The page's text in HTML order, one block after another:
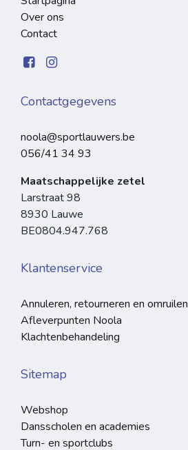
Over ons
Contact
Contactgegevens
noola@sportlauwers.be
056/41 34 93
Maatschappelijke zetel
Larstraat 98
8930 Lauwe
BE0804.947.768
Klantenservice
Annuleren, retourneren en omruilen
Afleverpunten Noola
Klachtenbehandeling
Sitemap
Webshop
Dansscholen en academies
Turn- en sportclubs